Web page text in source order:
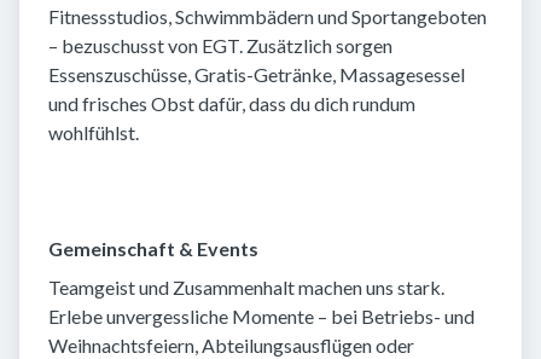
Fitnessstudios, Schwimmbädern und Sportangeboten
– bezuschusst von EGT. Zusätzlich sorgen
Essenszuschüsse, Gratis-Getränke, Massagesessel
und frisches Obst dafür, dass du dich rundum
wohlfühlst.
Gemeinschaft & Events
Teamgeist und Zusammenhalt machen uns stark.
Erlebe unvergessliche Momente – bei Betriebs- und
Weihnachtsfeiern, Abteilungsausflügen oder